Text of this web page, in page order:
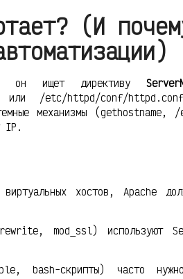
(И
он ищет директиву
или /etc/httpd/conf/
механизмы
IP.
хостов, Apache
mod_ssl) используют
bash-скрипты) часто